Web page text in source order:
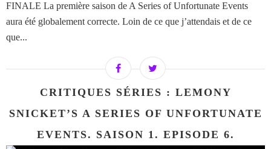
FINALE La première saison de A Series of Unfortunate Events
aura été globalement correcte. Loin de ce que j’attendais et de ce
que...
CRITIQUES SÉRIES : LEMONY
SNICKET’S A SERIES OF UNFORTUNATE
EVENTS. SAISON 1. EPISODE 6.